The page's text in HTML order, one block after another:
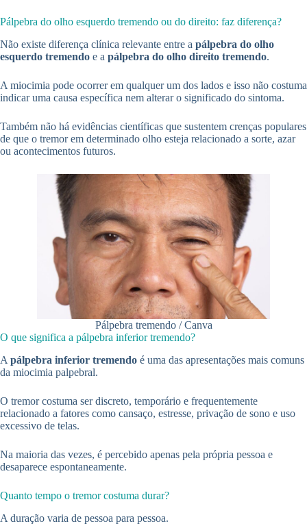
Pálpebra do olho esquerdo tremendo ou do direito: faz diferença?
Não existe diferença clínica relevante entre a pálpebra do olho
esquerdo tremendo e a pálpebra do olho direito tremendo.
A miocimia pode ocorrer em qualquer um dos lados e isso não costuma
indicar uma causa específica nem alterar o significado do sintoma.
Também não há evidências científicas que sustentem crenças populares
de que o tremor em determinado olho esteja relacionado a sorte, azar
ou acontecimentos futuros.
Pálpebra tremendo / Canva
O que significa a pálpebra inferior tremendo?
A pálpebra inferior tremendo é uma das apresentações mais comuns
da miocimia palpebral.
O tremor costuma ser discreto, temporário e frequentemente
relacionado a fatores como cansaço, estresse, privação de sono e uso
excessivo de telas.
Na maioria das vezes, é percebido apenas pela própria pessoa e
desaparece espontaneamente.
Quanto tempo o tremor costuma durar?
A duração varia de pessoa para pessoa.